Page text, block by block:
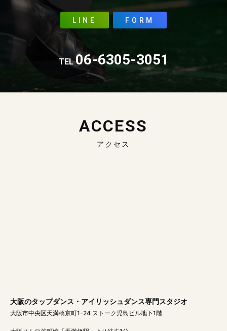
LINE FORM
TEL06-6305-3051
ACCESS
アクセス
大阪のタップダンス・アイリッシュダンス専門スタジオ
大阪市中央区天満橋京町1-24 ストーク児島ビル地下1階